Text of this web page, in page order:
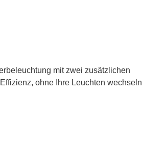
mit zwei zusätzlichen
ohne Ihre Leuchten wechseln